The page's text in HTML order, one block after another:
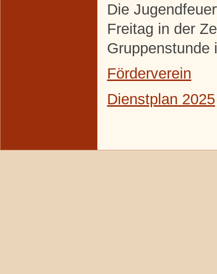
Die
Freitag in der
Gruppenstunde
Förderverein
Dienstplan 2025